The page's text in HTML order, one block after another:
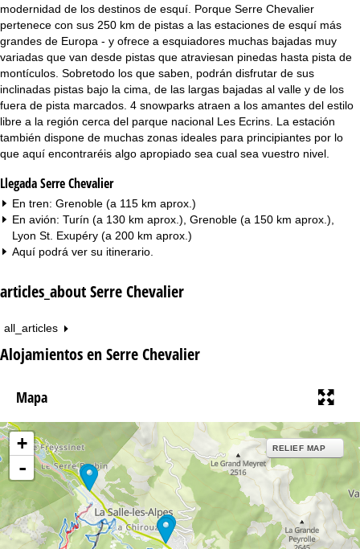
a
l
modernidad de los destinos de esquí. Porque Serre Chevalier
pertenece con sus 250 km de pistas a las estaciones de esquí más
grandes de Europa - y ofrece a esquiadores muchas bajadas muy
variadas que van desde pistas que atraviesan pinedas hasta pista de
montículos. Sobretodo los que saben, podrán disfrutar de sus
inclinadas pistas bajo la cima, de las largas bajadas al valle y de los
fuera de pista marcados. 4 snowparks atraen a los amantes del estilo
libre a la región cerca del parque nacional Les Ecrins. La estación
también dispone de muchas zonas ideales para principiantes por lo
que aquí encontraréis algo apropiado sea cual sea vuestro nivel.
Llegada Serre Chevalier
En tren: Grenoble (a 115 km aprox.)
En avión: Turín (a 130 km aprox.), Grenoble (a 150 km aprox.),
Lyon St. Exupéry (a 200 km aprox.)
Aquí podrá ver su itinerario
articles_about Serre Chevalier
all_articles
Alojamientos en Serre Chevalier
Mapa
+
-
RELIEF MAP